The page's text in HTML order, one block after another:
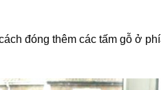
đóng thêm các tấm gỗ ở